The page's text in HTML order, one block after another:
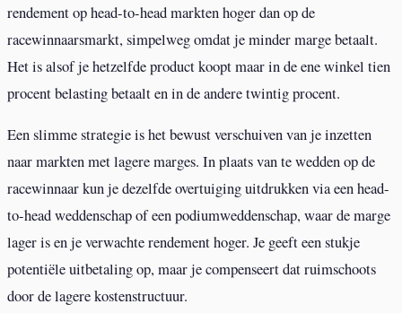
rendement op head-to-head markten hoger dan op de
racewinnaarsmarkt, simpelweg omdat je minder marge betaalt.
Het is alsof je hetzelfde product koopt maar in de ene winkel tien
procent belasting betaalt en in de andere twintig procent.
Een slimme strategie is het bewust verschuiven van je inzetten
naar markten met lagere marges. In plaats van te wedden op de
racewinnaar kun je dezelfde overtuiging uitdrukken via een head-
to-head weddenschap of een podiumweddenschap, waar de marge
lager is en je verwachte rendement hoger. Je geeft een stukje
potentiële uitbetaling op, maar je compenseert dat ruimschoots
door de lagere kostenstructuur.